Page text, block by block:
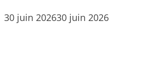
30 juin 202630 juin 2026